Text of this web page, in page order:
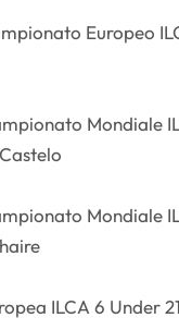
Europeo
Mondiale
Mondiale
ILCA 6 Under